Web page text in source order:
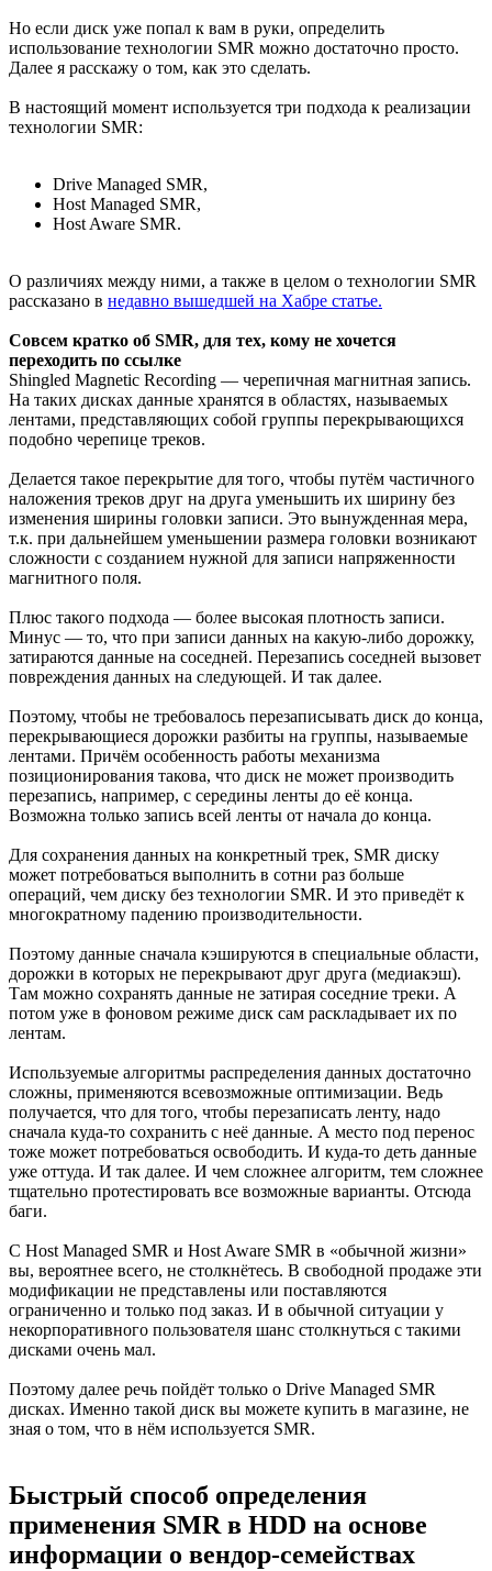
Но если диск уже попал к вам в руки, определить
использование технологии SMR можно достаточно просто.
Далее я расскажу о том, как это сделать.
В настоящий момент используется три подхода к реализации
технологии SMR:
Drive Managed SMR,
Host Managed SMR,
Host Aware SMR.
О различиях между ними, а также в целом о технологии SMR
рассказано в недавно вышедшей на Хабре статье.
Совсем кратко об SMR, для тех, кому не хочется
переходить по ссылке
Shingled Magnetic Recording — черепичная магнитная запись.
На таких дисках данные хранятся в областях, называемых
лентами, представляющих собой группы перекрывающихся
подобно черепице треков.
Делается такое перекрытие для того, чтобы путём частичного
наложения треков друг на друга уменьшить их ширину без
изменения ширины головки записи. Это вынужденная мера,
т.к. при дальнейшем уменьшении размера головки возникают
сложности с созданием нужной для записи напряженности
магнитного поля.
Плюс такого подхода — более высокая плотность записи.
Минус — то, что при записи данных на какую-либо дорожку,
затираются данные на соседней. Перезапись соседней вызовет
повреждения данных на следующей. И так далее.
Поэтому, чтобы не требовалось перезаписывать диск до конца,
перекрывающиеся дорожки разбиты на группы, называемые
лентами. Причём особенность работы механизма
позиционирования такова, что диск не может производить
перезапись, например, с середины ленты до её конца.
Возможна только запись всей ленты от начала до конца.
Для сохранения данных на конкретный трек, SMR диску
может потребоваться выполнить в сотни раз больше
операций, чем диску без технологии SMR. И это приведёт к
многократному падению производительности.
Поэтому данные сначала кэшируются в специальные области,
дорожки в которых не перекрывают друг друга (медиакэш).
Там можно сохранять данные не затирая соседние треки. А
потом уже в фоновом режиме диск сам раскладывает их по
лентам.
Используемые алгоритмы распределения данных достаточно
сложны, применяются всевозможные оптимизации. Ведь
получается, что для того, чтобы перезаписать ленту, надо
сначала куда-то сохранить с неё данные. А место под перенос
тоже может потребоваться освободить. И куда-то деть данные
уже оттуда. И так далее. И чем сложнее алгоритм, тем сложнее
тщательно протестировать все возможные варианты. Отсюда
баги.
С Host Managed SMR и Host Aware SMR в «обычной жизни»
вы, вероятнее всего, не столкнётесь. В свободной продаже эти
модификации не представлены или поставляются
ограниченно и только под заказ. И в обычной ситуации у
некорпоративного пользователя шанс столкнуться с такими
дисками очень мал.
Поэтому далее речь пойдёт только о Drive Managed SMR
дисках. Именно такой диск вы можете купить в магазине, не
зная о том, что в нём используется SMR.
Быстрый способ определения
применения SMR в HDD на основе
информации о вендор-семействах